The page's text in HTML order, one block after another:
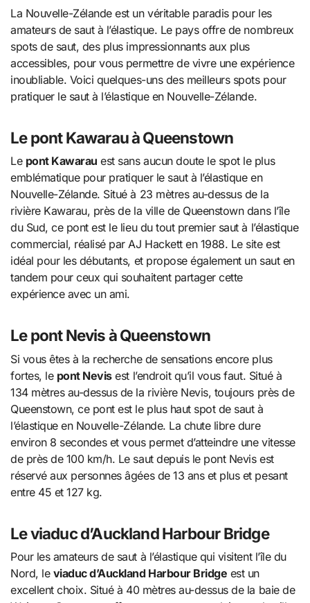
La Nouvelle-Zélande est un véritable paradis pour les
amateurs de saut à l’élastique. Le pays offre de nombreux
spots de saut, des plus impressionnants aux plus
accessibles, pour vous permettre de vivre une expérience
inoubliable. Voici quelques-uns des meilleurs spots pour
pratiquer le saut à l’élastique en Nouvelle-Zélande.
Le pont Kawarau à Queenstown
Le pont Kawarau est sans aucun doute le spot le plus
emblématique pour pratiquer le saut à l’élastique en
Nouvelle-Zélande. Situé à 23 mètres au-dessus de la
rivière Kawarau, près de la ville de Queenstown dans l’île
du Sud, ce pont est le lieu du tout premier saut à l’élastique
commercial, réalisé par AJ Hackett en 1988. Le site est
idéal pour les débutants, et propose également un saut en
tandem pour ceux qui souhaitent partager cette
expérience avec un ami.
Le pont Nevis à Queenstown
Si vous êtes à la recherche de sensations encore plus
fortes, le pont Nevisest l’endroit qu’il vous faut. Situé à
134 mètres au-dessus de la rivière Nevis, toujours près de
Queenstown, ce pont est le plus haut spot de saut à
l’élastique en Nouvelle-Zélande. La chute libre dure
environ 8 secondes et vous permet d’atteindre une vitesse
de près de 100 km/h. Le saut depuis le pont Nevis est
réservé aux personnes âgées de 13 ans et plus et pesant
entre 45 et 127 kg.
Le viaduc d’Auckland Harbour Bridge
Pour les amateurs de saut à l’élastique qui visitent l’île du
Nord, le viaduc d’Auckland Harbour Bridge est un
excellent choix. Situé à 40 mètres au-dessus de la baie de